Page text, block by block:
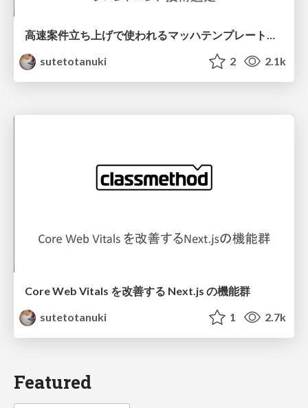
高速案件立ち上げで使われるマッハテンプレートのフロントエンド技術選定
sutetotanuki
2 2.1k
Core Web Vitals を改善する Next.js の機能群
sutetotanuki
1 2.7k
Featured